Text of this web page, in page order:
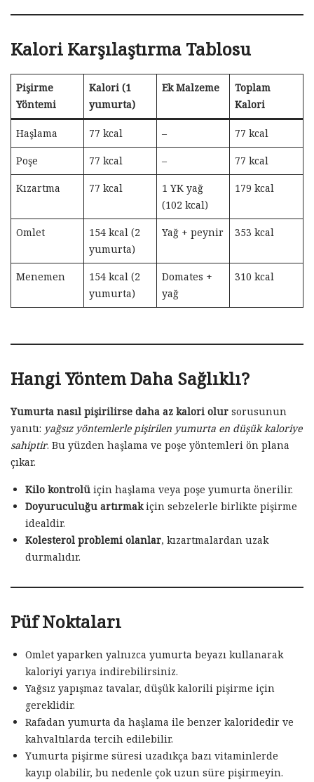
Kalori Karşılaştırma Tablosu
Pişirme
Yöntemi
Kalori (1
yumurta)
Ek Malzeme
Toplam
Kalori
Haşlama 77 kcal – 77 kcal
Poşe 77 kcal – 77 kcal
Kızartma 77 kcal
1 YK yağ
(102 kcal)
179 kcal
Omlet
154 kcal (2
yumurta)
Yağ + peynir 353 kcal
Menemen
154 kcal (2
yumurta)
Domates +
yağ
310 kcal
Hangi Yöntem Daha Sağlıklı?
Yumurta nasıl pişirilirse daha az kalori olur sorusunun
yanıtı: yağsız yöntemlerle pişirilen yumurta en düşük kaloriye
sahiptir. Bu yüzden haşlama ve poşe yöntemleri ön plana
çıkar.
Kilo kontrolüiçin haşlama veya poşe yumurta önerilir.
Doyuruculuğu artırmakiçin sebzelerle birlikte pişirme
idealdir.
Kolesterol problemi olanlar, kızartmalardan uzak
durmalıdır.
Püf Noktaları
Omlet yaparken yalnızca yumurta beyazı kullanarak
kaloriyi yarıya indirebilirsiniz.
Yağsız yapışmaz tavalar, düşük kalorili pişirme için
gereklidir.
Rafadan yumurta da haşlama ile benzer kaloridedir ve
kahvaltılarda tercih edilebilir.
Yumurta pişirme süresi uzadıkça bazı vitaminlerde
kayıp olabilir, bu nedenle çok uzun süre pişirmeyin.